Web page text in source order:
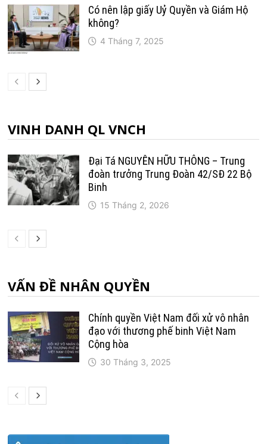
Có nên lập giấy Uỷ Quyền và Giám Hộ
không?
4 Tháng 7, 2025
VINH DANH QL VNCH
Đại Tá NGUYỄN HỮU THÔNG – Trung
đoàn trưởng Trung Ðoàn 42/SÐ 22 Bộ
Binh
15 Tháng 2, 2026
VẤN ĐỀ NHÂN QUYỀN
Chính quyền Việt Nam đối xử vô nhân
đạo với thương phế binh Việt Nam
Cộng hòa
30 Tháng 3, 2025